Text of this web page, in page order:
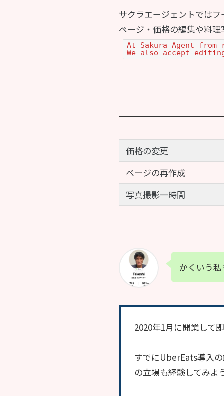
サクラエージェントでは
ページ・価格の編集や料
At Sakura Agent
We also accept
価格の変更
ページの再作成
写真撮影一時間
かくいう
2020年1月に開業して
すでにUberEats導入
の立場も経験してみ